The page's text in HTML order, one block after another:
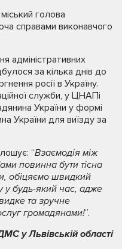
голова
справами виконавчого
адміністративних
за кілька днів до
росії в Україну.
служби, у ЦНАПі
України у формі
України для виїзду за
“Взаємодія між
повинна бути тісна
обіцяємо швидкий
у будь-який час, адже
та зручне
громадянами!”.
у Львівській області